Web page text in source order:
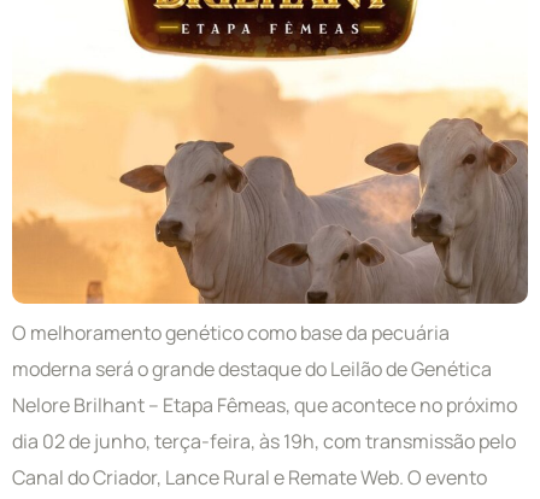
O melhoramento genético como base da pecuária
moderna será o grande destaque do Leilão de Genética
Nelore Brilhant – Etapa Fêmeas, que acontece no próximo
dia 02 de junho, terça-feira, às 19h, com transmissão pelo
Canal do Criador, Lance Rural e Remate Web. O evento